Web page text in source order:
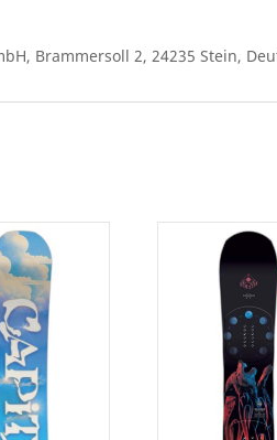
Brammersoll 2, 24235 Stein,